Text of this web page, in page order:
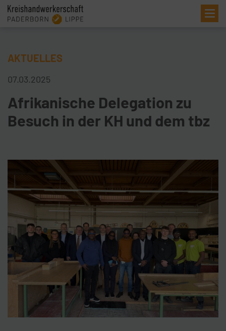
AKTUELLES
07.03.2025
Afrikanische Delegation zu
Besuch in der KH und dem tbz